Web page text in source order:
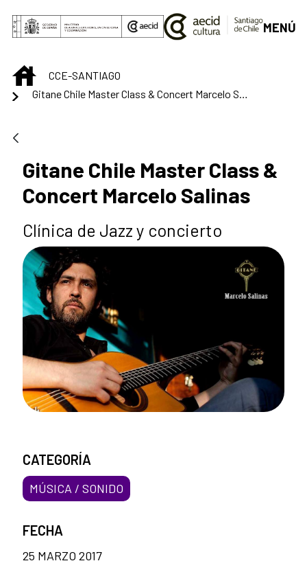
Saltar al contenido principal
MENÚ
INICIOCCE-SANTIAGO
Gitane Chile Master Class &
Concert Marcelo Salinas
Clínica de Jazz y concierto
CATEGORÍA
MÚSICA / SONIDO
FECHA
25 MARZO 2017